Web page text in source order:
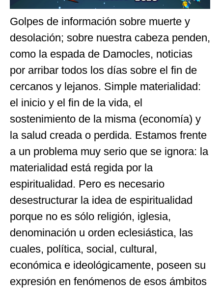
Golpes de información sobre muerte y
desolación; sobre nuestra cabeza penden,
como la espada de Damocles, noticias
por arribar todos los días sobre el fin de
cercanos y lejanos. Simple materialidad:
el inicio y el fin de la vida, el
sostenimiento de la misma (economía) y
la salud creada o perdida. Estamos frente
a un problema muy serio que se ignora: la
materialidad está regida por la
espiritualidad. Pero es necesario
desestructurar la idea de espiritualidad
porque no es sólo religión, iglesia,
denominación u orden eclesiástica, las
cuales, política, social, cultural,
económica e ideológicamente, poseen su
expresión en fenómenos de esos ámbitos